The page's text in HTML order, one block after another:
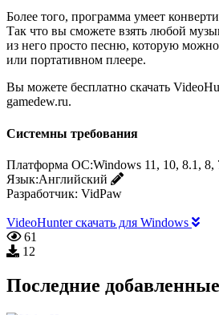
Более того, программа умеет
Так что вы сможете взять любой
из него просто песню, которую
или портативном плеере.
Вы можете бесплатно скачать
gamedew.ru.
Системны требования
Платформа ОС:Windows 11, 10, 8.1,
Язык:Английский
Разработчик: VidPaw
VideoHunter скачать для Windows
61
12
Последние добавленные